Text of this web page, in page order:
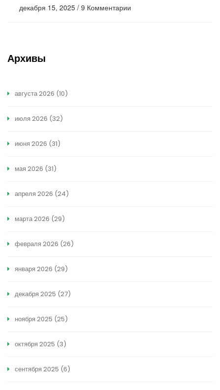
декабря 15, 2025 / 9 Комментарии
Архивы
августа 2026 (10)
июля 2026 (32)
июня 2026 (31)
мая 2026 (31)
апреля 2026 (24)
марта 2026 (29)
февраля 2026 (26)
января 2026 (29)
декабря 2025 (27)
ноября 2025 (25)
октября 2025 (3)
сентября 2025 (6)